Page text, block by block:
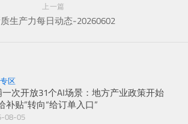
上一篇
生产力每日动态-20260602
区
次开放31个AI场景：地方产业政策开始
补贴”转向“给订单入口”
08-05